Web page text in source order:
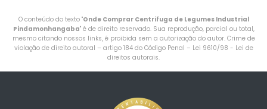
O conteúdo do texto "Onde Comprar Centrifuga de Legumes Industrial
Pindamonhangaba" é de direito reservado. Sua reprodução, parcial ou total,
mesmo citando nossos links, é proibida sem a autorização do autor. Crime de
violação de direito autoral – artigo 184 do Código Penal – Lei 9610/98 - Lei de
direitos autorais.